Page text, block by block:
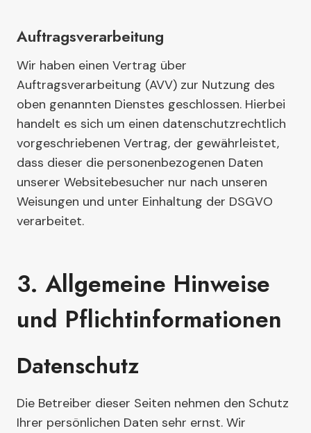
Auftragsverarbeitung
Wir haben einen Vertrag über
Auftragsverarbeitung (AVV) zur Nutzung des
oben genannten Dienstes geschlossen. Hierbei
handelt es sich um einen datenschutzrechtlich
vorgeschriebenen Vertrag, der gewährleistet,
dass dieser die personenbezogenen Daten
unserer Websitebesucher nur nach unseren
Weisungen und unter Einhaltung der DSGVO
verarbeitet.
3. Allgemeine Hinweise
und Pflicht­informationen
Datenschutz
Die Betreiber dieser Seiten nehmen den Schutz
Ihrer persönlichen Daten sehr ernst. Wir